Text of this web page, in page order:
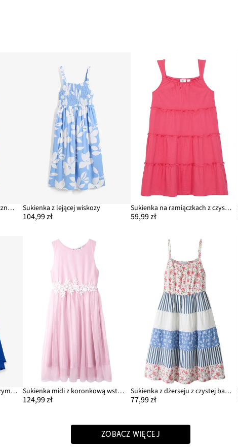
Sukienka z dżerseju z elastycznego materiału z bawełną organiczną Sukienka z lejącej wiskozy
104,99 zł
Sukienka na ramiączkach z czystej bawełny organicznej
59,99 zł
Sukienka szyfonowa z dłuższym tyłem Sukienka midi z koronkową wstawką
124,99 zł
Sukienka z dżerseju z czystej bawełny organicznej
77,99 zł
ZOBACZ WIĘCEJ